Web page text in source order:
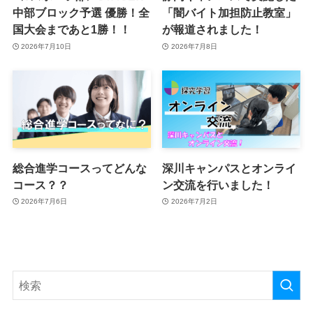
中部ブロック予選 優勝！全
国大会まであと1勝！！
2026年7月10日
「闇バイト加担防止教室」
が報道されました！
2026年7月8日
総合進学コースってどんな
コース？？
2026年7月6日
深川キャンパスとオンライ
ン交流を行いました！
2026年7月2日